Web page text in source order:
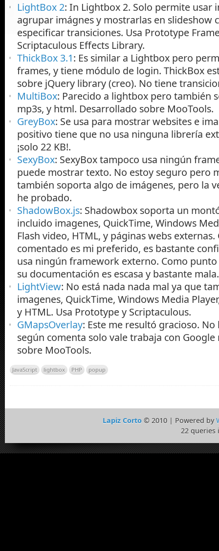
LightBox 2: In Lightbox 2. Solo permite usar
agrupar imágnes y mostrarlas en slideshow
especificar transiciones. Usa Prototype
Scriptaculous Effects Library.
ThickBox 3.1: Es similar a Lightbox pero
frames, y tiene módulo de login. ThickBox
sobre jQuery library (creo). No tiene
MultiBox: Parecido a lightbox pero también
mp3s, y html. Desarrollado sobre MooTools.
GreyBox: Se usa para mostrar websites e
positivo tiene que no usa ninguna librería
¡solo 22 KB!.
SexyBox: SexyBox tampoco usa ningún
puede mostrar texto. No estoy seguro pero
también soporta algo de imágenes, pero la
he probado.
ShadowBox.js: Shadowbox soporta un
incluido imagenes, QuickTime, Windows
Flash video, HTML, y páginas webs externas.
comentado es mi preferido, es bastante
usa ningún framework externo. Como
su documentación es escasa y bastante mala.
LightView: No está nada nada mal ya que
imagenes, QuickTime, Windows Media
y HTML. Usa Prototype y Scriptaculous.
GMapsOverlay: Este me resultó gracioso.
según comenta solo vale trabaja con
sobre MooTools.
JavaScript lightbox PHP popup
Lapiz Corto© 2010 | Powered by
22 queries